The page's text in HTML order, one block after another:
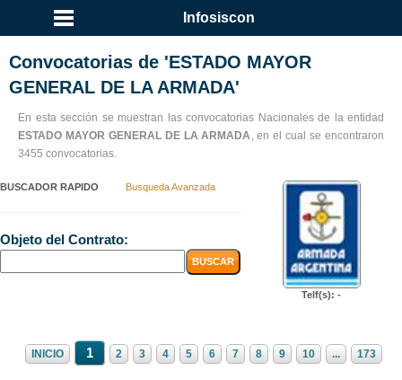
Infosiscon
Convocatorias de 'ESTADO MAYOR
GENERAL DE LA ARMADA'
En esta sección se muestran las convocatorias Nacionales de la entidad
ESTADO MAYOR GENERAL DE LA ARMADA , en el cual se encontraron
3455 convocatorias.
BUSCADOR RAPIDO Busqueda Avanzada
Objeto del Contrato:
Telf(s): -
INICIO 1 2 3 4 5 6 7 8 9 10 ... 173